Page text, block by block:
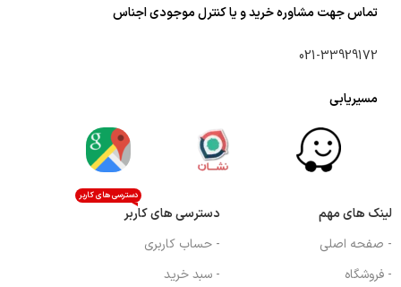
تماس جهت مشاوره خرید و یا کنترل موجودی اجناس
021-33929172
مسیریابی
لینک های مهم
- صفحه اصلی
- فروشگاه
دسترسی های کاربر
دسترسی های کاربر
- حساب کاربری
- سبد خرید